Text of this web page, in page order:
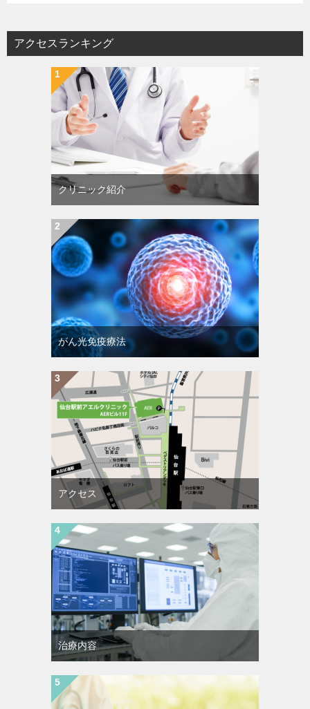
アクセスランキング
クリニック紹介
がん光免疫療法
アクセス
治療内容